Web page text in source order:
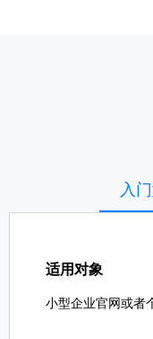
入
适用对象
小型企业官网或者